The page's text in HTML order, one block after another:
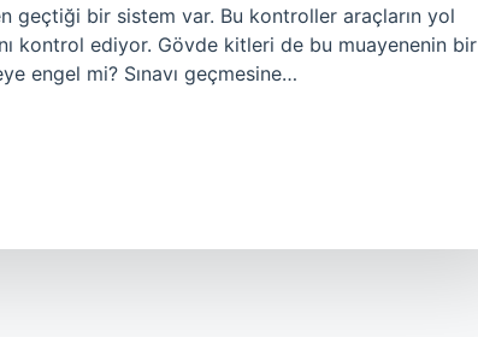
geçtiği bir sistem var. Bu kontroller araçların yol
kontrol ediyor. Gövde kitleri de bu muayenenin bir
engel mi? Sınavı geçmesine…